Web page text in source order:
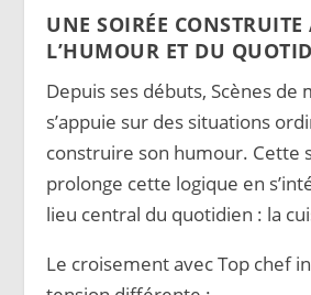
UNE SOIRÉE
L’HUMOUR ET DU
Depuis ses débuts, Scènes de
s’appuie sur des situations
construire son humour. Cette
prolonge cette logique en
lieu central du quotidien : la
Le croisement avec Top chef